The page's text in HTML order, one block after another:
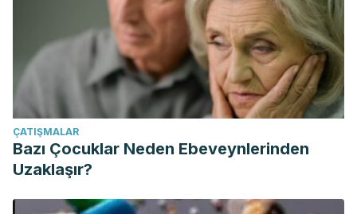
ÇATIŞMALAR
Bazı Çocuklar Neden Ebeveynlerinden
Uzaklaşır?